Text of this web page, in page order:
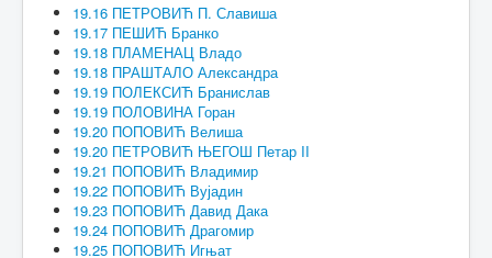
19.16 ПЕТРОВИЋ П. Славиша
19.17 ПЕШИЋ Бранко
19.18 ПЛАМЕНАЦ Владо
19.18 ПРАШТАЛО Александра
19.19 ПОЛЕКСИЋ Бранислав
19.19 ПОЛОВИНА Горан
19.20 ПОПОВИЋ Велиша
19.20 ПЕТРОВИЋ ЊЕГОШ Петар II
19.21 ПОПОВИЋ Владимир
19.22 ПОПОВИЋ Вујадин
19.23 ПОПОВИЋ Давид Дака
19.24 ПОПОВИЋ Драгомир
19.25 ПОПОВИЋ Игњат